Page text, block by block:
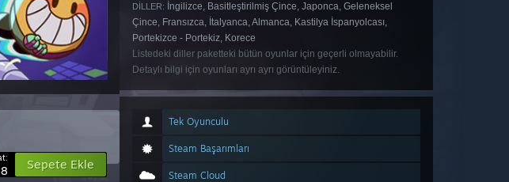
Sepete Ekle
DILLER: İngilizce, Basitleştirilmiş Çince, Japonca, Geleneksel
Çince, Fransızca, İtalyanca, Almanca, Kastilya İspanyolcası,
Portekizce - Portekiz, Korece
Listedeki diller paketteki bütün oyunlar için geçerli olmayabilir.
Detaylı bilgi için oyunları ayrı ayrı görüntüleyiniz.
Tek Oyunculu
Steam Başarımları
Steam Cloud